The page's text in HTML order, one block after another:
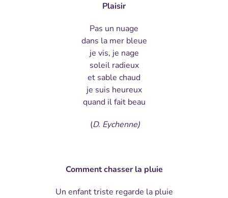
Plaisir
Pas un nuage
dans la mer bleue
je vis, je nage
soleil radieux
et sable chaud
je suis heureux
quand il fait beau
(D. Eychenne)
Comment chasser la pluie
Un enfant triste regarde la pluie